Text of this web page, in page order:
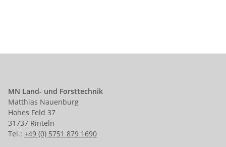
MN Land- und Forsttechnik
Matthias Nauenburg
Hohes Feld 37
31737 Rinteln
Tel.: +49 (0) 5751 879 1690